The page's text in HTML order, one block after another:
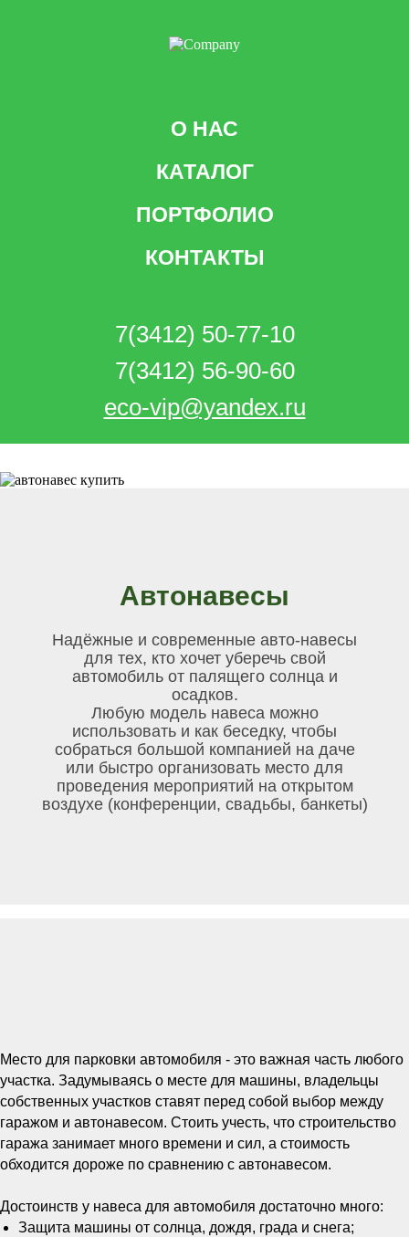
О НАС
КАТАЛОГ
ПОРТФОЛИО
КОНТАКТЫ
7(3412) 50-77-10
7(3412) 56-90-60
eco-vip@yandex.ru
Автонавесы
Надёжные и современные авто-навесы
для тех, кто хочет уберечь свой
автомобиль от палящего солнца и
осадков.
Любую модель навеса можно
использовать и как беседку, чтобы
собраться большой компанией на даче
или быстро организовать место для
проведения мероприятий на открытом
воздухе (конференции, свадьбы, банкеты)
Место для парковки автомобиля - это важная часть любого
участка. Задумываясь о месте для машины, владельцы
собственных участков ставят перед собой выбор между
гаражом и автонавесом. Стоить учесть, что строительство
гаража занимает много времени и сил, а стоимость
обходится дороже по сравнению с автонавесом.
Достоинств у навеса для автомобиля достаточно много:
Защита машины от солнца, дождя, града и снега;